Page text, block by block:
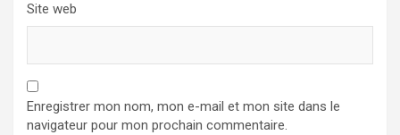
Site web
Enregistrer mon nom, mon e-mail et mon site dans le
navigateur pour mon prochain commentaire.